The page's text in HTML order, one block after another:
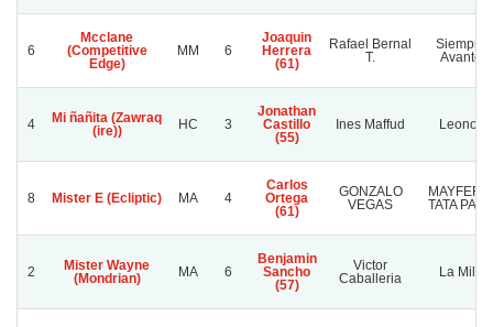
6
Mcclane
(Competitive
Edge)
MM 6
Joaquin
Herrera
(61)
Rafael Bernal
T.
Siempre
Avante
4
Mi ñañita (Zawraq
(ire))
HC 3
Jonathan
Castillo
(55)
Ines Maffud Leonor
8 Mister E (Ecliptic) MA 4
Carlos
Ortega
(61)
GONZALO
VEGAS
MAYFER Y
TATA PATO
2
Mister Wayne
(Mondrian)
MA 6
Benjamin
Sancho
(57)
Victor
Caballeria
La Mila